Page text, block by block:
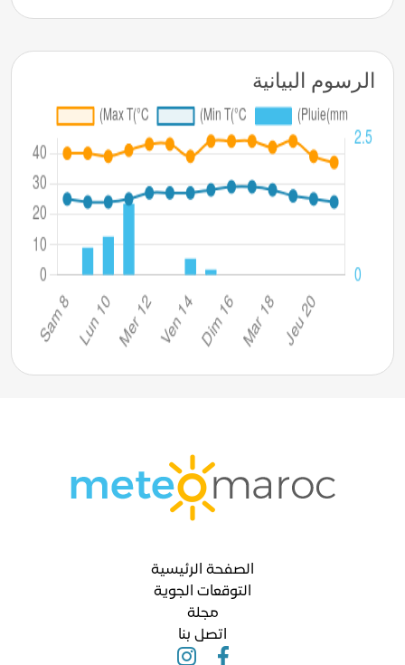
الرسوم البيانية
الصفحة الرئيسية
التوقعات الجوية
مجلة
اتصل بنا